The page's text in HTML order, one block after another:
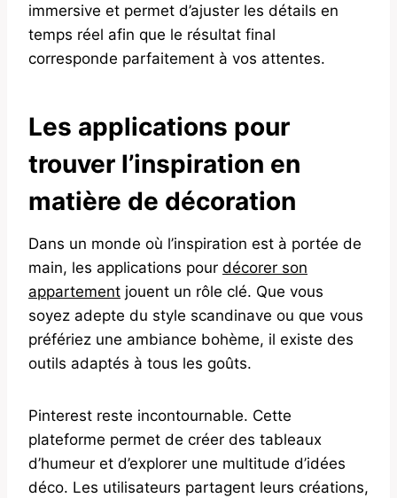
immersive et permet d’ajuster les détails en
temps réel afin que le résultat final
corresponde parfaitement à vos attentes.
Les applications pour
trouver l’inspiration en
matière de décoration
Dans un monde où l’inspiration est à portée de
main, les applications pour décorer son
appartement jouent un rôle clé. Que vous
soyez adepte du style scandinave ou que vous
préfériez une ambiance bohème, il existe des
outils adaptés à tous les goûts.
Pinterest reste incontournable. Cette
plateforme permet de créer des tableaux
d’humeur et d’explorer une multitude d’idées
déco. Les utilisateurs partagent leurs créations,